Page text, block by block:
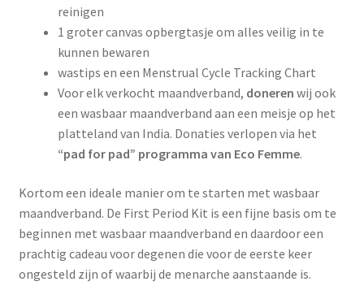
reinigen
1 groter canvas opbergtasje om alles veilig in te
kunnen bewaren
wastips en een Menstrual Cycle Tracking Chart
Voor elk verkocht maandverband, doneren wij ook
een wasbaar maandverband aan een meisje op het
platteland van India. Donaties verlopen via het
“pad for pad” programma van Eco Femme.
Kortom een ideale manier om te starten met wasbaar
maandverband. De First Period Kit is een fijne basis om te
beginnen met wasbaar maandverband en daardoor een
prachtig cadeau voor degenen die voor de eerste keer
ongesteld zijn of waarbij de menarche aanstaande is.